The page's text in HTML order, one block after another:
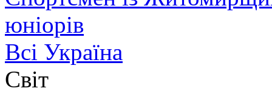
юніорів
Всі Україна
Світ